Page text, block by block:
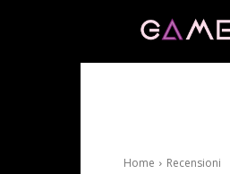
Home Recensioni